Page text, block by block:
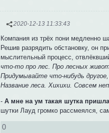
2020-12-13 11:33:43
Компания из трёх пони медленно
Решив разрядить обстановку, он
мыслительный процесс,
что-то про лес. Про лесных
Придумывайте что-нибудь
Название леса. Хихихи. Совсем
-А мне на ум такая шутка
шутки Лауд громко рассмеялся,
0